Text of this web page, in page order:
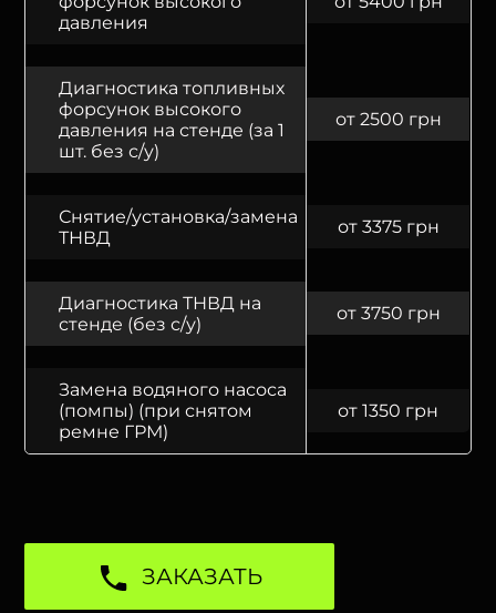
давления
Диагностика топливных
форсунок высокого
давления на стенде (за 1
шт. без с/у)
от 2500 грн
Снятие/установка/замена
ТНВД
от 3375 грн
Диагностика ТНВД на
стенде (без с/у)
от 3750 грн
Замена водяного насоса
(помпы) (при снятом
ремне ГРМ)
от 1350 грн
ЗАКАЗАТЬ